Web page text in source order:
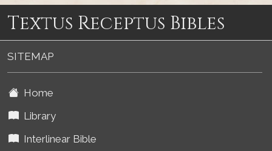
Textus Receptus Bibles
SITEMAP
Home
Library
Interlinear Bible